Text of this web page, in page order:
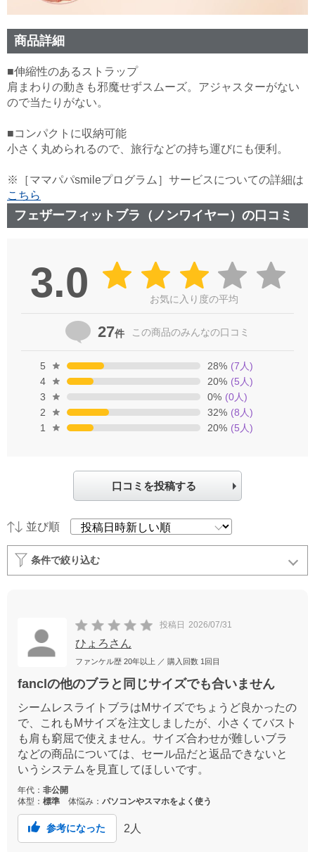
商品詳細
■伸縮性のあるストラップ
肩まわりの動きも邪魔せずスムーズ。アジャスターがない
ので当たりがない。
■コンパクトに収納可能
小さく丸められるので、旅行などの持ち運びにも便利。
※［ママパパsmileプログラム］サービスについての詳細は
こちら
フェザーフィットブラ（ノンワイヤー）の口コミ
3.0 お気に入り度の平均
27件 この商品のみんなの口コミ
5 28% (7 人)
4
20% (5 人)
3
0% (0人)
2
32% (8 人)
1
20% (5 人)
口コミを投稿する
並び順
条件で絞り込む
投稿日 2026/07/31
ひょろさん
ファンケル歴 20年以上 ／ 購入回数 1回目
fanclの他のブラと同じサイズでも合いません
シームレスライトブラはMサイズでちょうど良かったの
で、これもMサイズを注文しましたが、小さくてバスト
も肩も窮屈で使えません。サイズ合わせが難しいブラ
などの商品については、セール品だと返品できないと
いうシステムを見直してほしいです。
年代： 非公開
体型： 標準 体悩み： パソコンやスマホをよく使う
参考になった 2 人